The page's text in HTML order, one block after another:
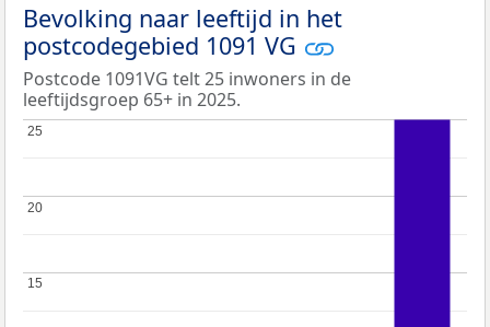
Bevolking naar leeftijd in het
postcodegebied 1091 VG
Postcode 1091VG telt 25 inwoners in de
leeftijdsgroep 65+ in 2025.
15
15
20
20
25
25